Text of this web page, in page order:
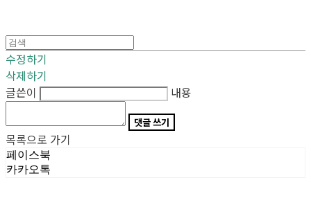
수정하기
삭제하기
글쓴이
내용
댓글 쓰기
목록으로 가기
페이스북
카카오톡